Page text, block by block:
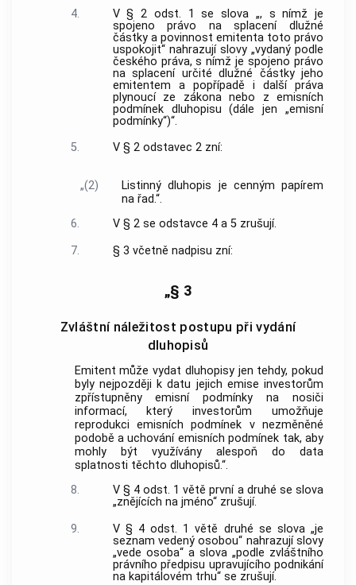
4.
V § 2 odst. 1 se slova „, s nímž je
spojeno právo na splacení dlužné
částky a povinnost emitenta toto právo
uspokojit“ nahrazují slovy „vydaný podle
českého práva, s nímž je spojeno právo
na splacení určité dlužné částky jeho
emitentem a popřípadě i další práva
plynoucí ze zákona nebo z emisních
podmínek dluhopisu (dále jen „emisní
podmínky“)“.
5.
V § 2 odstavec 2 zní:
„(2)
Listinný dluhopis je cenným papírem
na řad.“.
6.
V § 2 se odstavce 4 a 5 zrušují.
7.
§ 3 včetně nadpisu zní:
„§ 3
Zvláštní náležitost postupu při vydání
dluhopisů
Emitent může vydat dluhopisy jen tehdy, pokud
byly nejpozději k datu jejich emise investorům
zpřístupněny emisní podmínky na nosiči
informací, který investorům umožňuje
reprodukci emisních podmínek v nezměněné
podobě a uchování emisních podmínek tak, aby
mohly být využívány alespoň do data
splatnosti těchto dluhopisů.“.
8.
V § 4 odst. 1 větě první a druhé se slova
„znějících na jméno“ zrušují.
9.
V § 4 odst. 1 větě druhé se slova „je
seznam vedený osobou“ nahrazují slovy
„vede osoba“ a slova „podle zvláštního
právního předpisu upravujícího podnikání
na kapitálovém trhu“ se zrušují.